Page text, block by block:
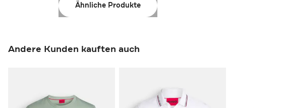
Ähnliche Produkte
Andere Kunden kauften auch